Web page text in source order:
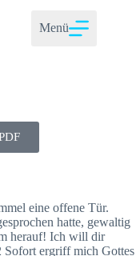
Menü
eine offene Tür.
hatte, gewaltig
herauf! Ich will dir
Sofort ergriff mich Gottes